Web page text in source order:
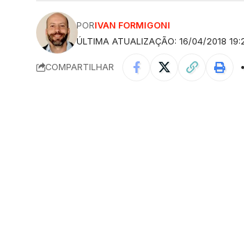
ÚLTIMA ATUALIZAÇÃO: 16/04/2018
PORIVAN FORMIGONI
COMPARTILHAR